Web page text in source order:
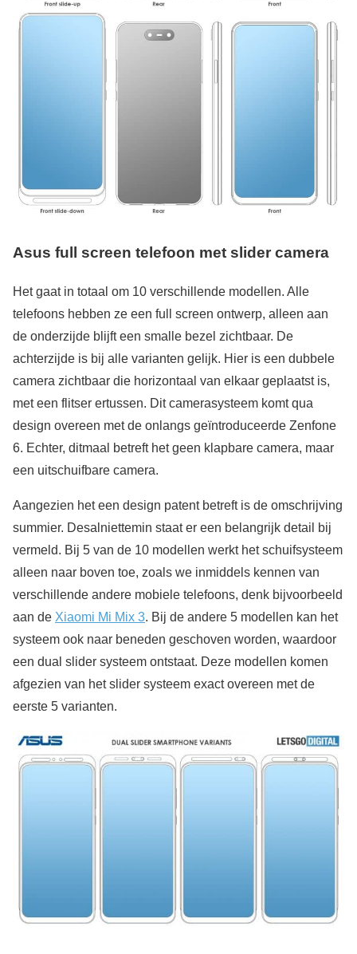
Asus full screen telefoon met slider camera
Het gaat in totaal om 10 verschillende modellen. Alle
telefoons hebben ze een full screen ontwerp, alleen aan
de onderzijde blijft een smalle bezel zichtbaar. De
achterzijde is bij alle varianten gelijk. Hier is een dubbele
camera zichtbaar die horizontaal van elkaar geplaatst is,
met een flitser ertussen. Dit camerasysteem komt qua
design overeen met de onlangs geïntroduceerde Zenfone
6. Echter, ditmaal betreft het geen klapbare camera, maar
een uitschuifbare camera.
Aangezien het een design patent betreft is de omschrijving
summier. Desalniettemin staat er een belangrijk detail bij
vermeld. Bij 5 van de 10 modellen werkt het schuifsysteem
alleen naar boven toe, zoals we inmiddels kennen van
verschillende andere mobiele telefoons, denk bijvoorbeeld
aan de Xiaomi Mi Mix 3. Bij de andere 5 modellen kan het
systeem ook naar beneden geschoven worden, waardoor
een dual slider systeem ontstaat. Deze modellen komen
afgezien van het slider systeem exact overeen met de
eerste 5 varianten.